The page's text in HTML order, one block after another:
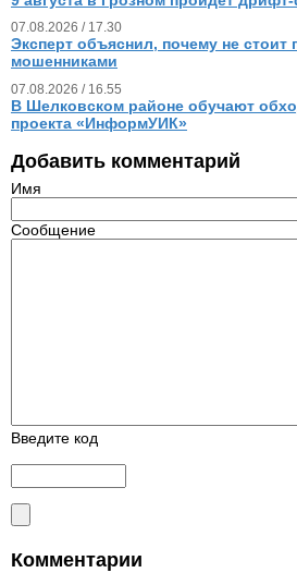
07.08.2026 / 17.30
Эксперт объяснил, почему не стоит
мошенниками
07.08.2026 / 16.55
В Шелковском районе обучают
проекта «ИнформУИК»
Добавить комментарий
Имя
Сообщение
Введите код
Комментарии